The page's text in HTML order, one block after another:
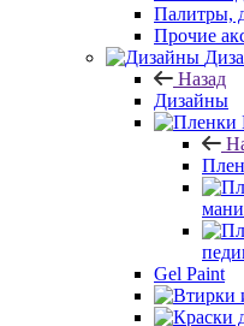
Палитры,
Прочие
Назад
Дизайны
Gel Paint